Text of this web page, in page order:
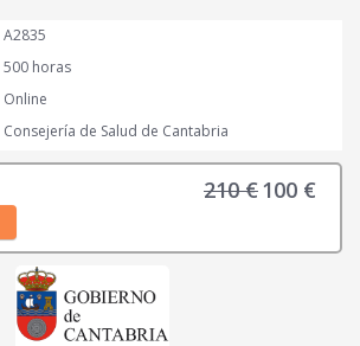
A2835
500 horas
Online
Consejería de Salud de Cantabria
210€ E
100 €